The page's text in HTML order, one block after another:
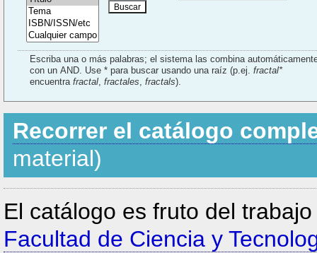
Escriba una o más palabras; el sistema las combina
con un AND. Use * para buscar usando una raíz (p.ej.fractal*
encuentrafractal ,fractales ,fractals).
Recorrer el catálogo
material)
El catálogo es fruto del
Facultad de Ciencia y